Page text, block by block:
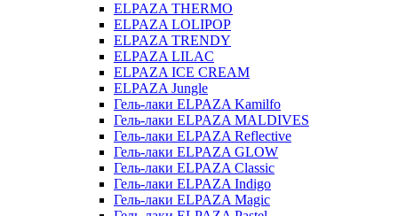
ELPAZA THERMO
ELPAZA LOLIPOP
ELPAZA TRENDY
ELPAZA LILAC
ELPAZA IСE CREAM
ELPAZA Jungle
Гель-лаки ELPAZA Kamilfo
Гель-лаки ELPAZA MALDIVES
Гель-лаки ELPAZA Reflective
Гель-лаки ELPAZA GLOW
Гель-лаки ELPAZA Classic
Гель-лаки ELPAZA Indigo
Гель-лаки ELPAZA Magic